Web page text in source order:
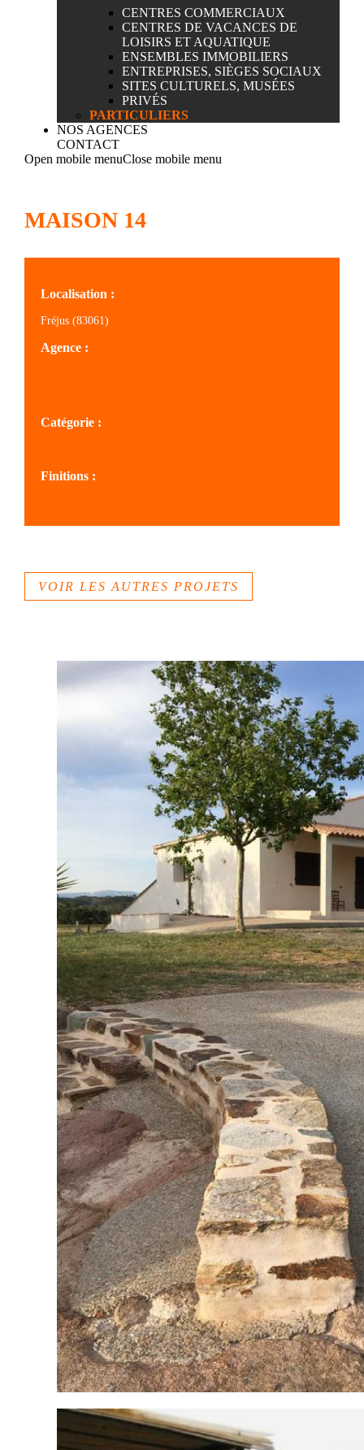
CENTRES COMMERCIAUX
CENTRES DE VACANCES DE
LOISIRS ET AQUATIQUE
ENSEMBLES IMMOBILIERS
ENTREPRISES, SIÈGES SOCIAUX
SITES CULTURELS, MUSÉES
PRIVÉS
PARTICULIERS
NOS AGENCES
CONTACT
Open mobile menuClose mobile menu
MAISON 14
Localisation :
Fréjus (83061)
Agence :
Catégorie :
Finitions :
VOIR LES AUTRES PROJETS